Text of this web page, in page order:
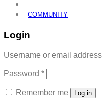
COMMUNITY
Login
Username or email address
Password *Required
Remember me Log in